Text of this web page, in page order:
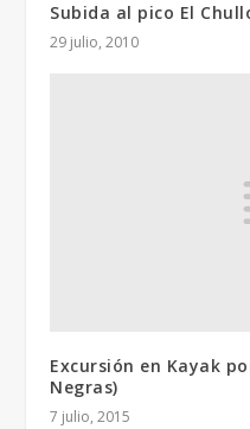
Subida al pico El
29 julio, 2010
Excursión en Kayak
Negras)
7 julio, 2015